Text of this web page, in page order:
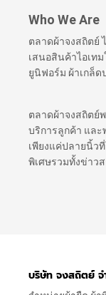
Who We Are
ตลาดผ้าจงสถิตย์
เสนอสินค้าไอเท
ยูนิฟอร์ม ผ้าเกล็ด
ตลาดผ้าจงสถิตย์
บริการลูกค้า และ
เพียงแค่ปลายนิ้ว
พิเศษรวมทั้งข่าว
บริษัท จงสถิตย์ จ